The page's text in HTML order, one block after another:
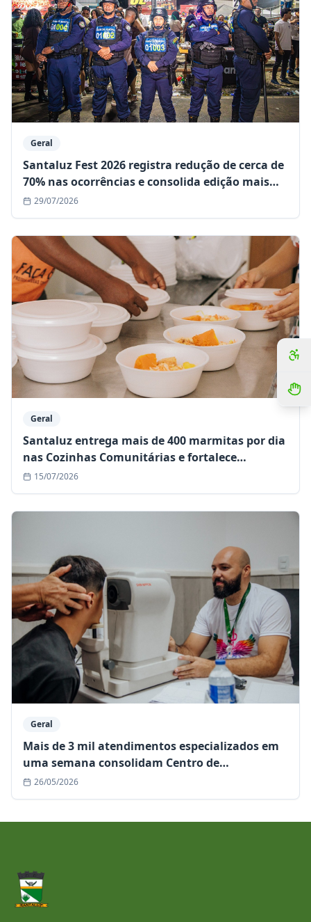
Geral
Santaluz Fest 2026 registra redução de cerca de
70% nas ocorrências e consolida edição mais
segura da história
29/07/2026
Geral
Santaluz entrega mais de 400 marmitas por dia
nas Cozinhas Comunitárias e fortalece
assistência às famílias em situação de
vulnerabilidade
15/07/2026
Geral
Mais de 3 mil atendimentos especializados em
uma semana consolidam Centro de
Especialidades como referência regional
26/05/2026